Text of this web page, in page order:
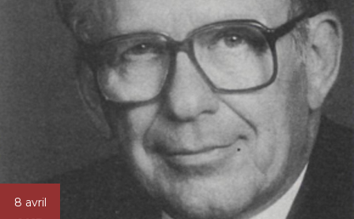
8 avril